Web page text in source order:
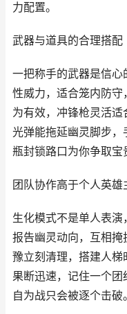
力配置。
武器与道具的合理搭配
一把称手的武器是信
性威力，适合笼内防
为有效，冲锋枪灵活
光弹能拖延幽灵脚步
瓶封锁路口为你争取宝
团队协作高于个人英雄
生化模式不是单人表
报告幽灵动向，互相
豫立刻清理，搭建人
果断迅速，记住一个
自为战只会被逐个击破。